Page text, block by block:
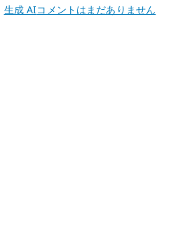
生成 AIAI
コメントはまだありません